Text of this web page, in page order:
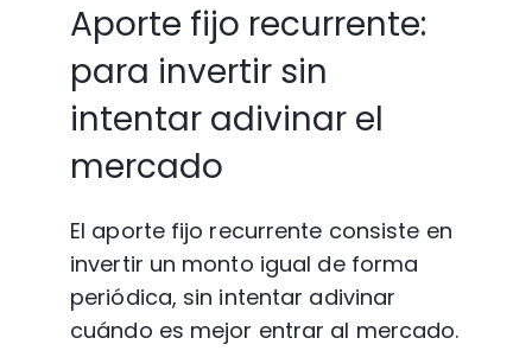
Aporte fijo recurrente:
para invertir sin
intentar adivinar el
mercado
El aporte fijo recurrente consiste en
invertir un monto igual de forma
periódica, sin intentar adivinar
cuándo es mejor entrar al mercado.